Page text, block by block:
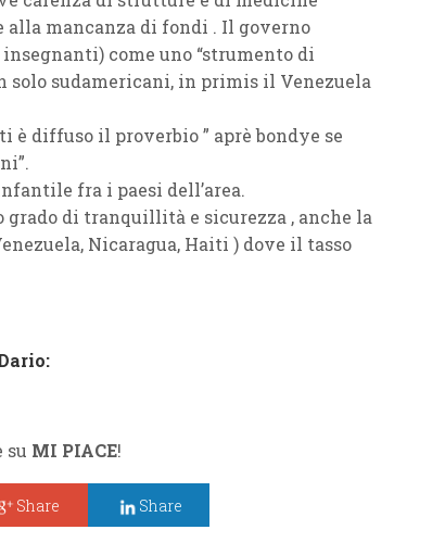
alla mancanza di fondi . Il governo
come uno “strumento di
solo sudamericani, in primis il Venezuela
diffuso il proverbio ” aprè bondye se
fra i paesi dell’area.
grado di tranquillità e sicurezza , anche la
Nicaragua, Haiti ) dove il tasso
su MI PIACE!
Share Share